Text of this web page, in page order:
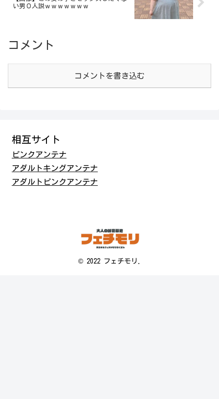
い男０人説ｗｗｗｗｗｗｗ
コメント
コメントを書き込む
相互サイト
ピンクアンテナ
アダルトキングアンテナ
アダルトピンクアンテナ
© 2022 フェチモリ.